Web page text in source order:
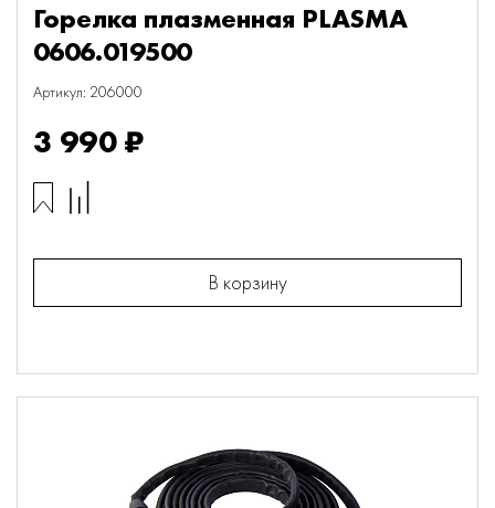
Горелка плазменная PLASMA
0606.019500
Артикул: 206000
3 990 ₽
В корзину